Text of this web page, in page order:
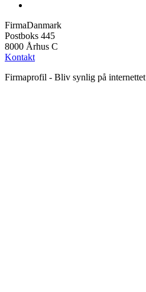
FirmaDanmark
Postboks 445
8000 Århus C
Kontakt
Firmaprofil - Bliv synlig på internettet